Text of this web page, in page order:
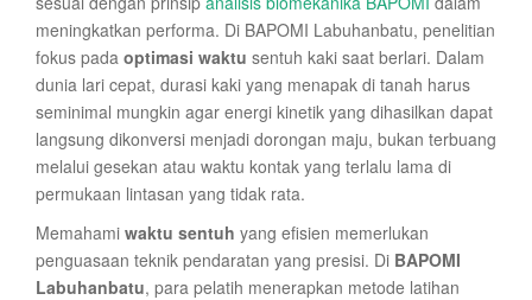
meningkatkan performa. Di BAPOMI Labuhanbatu, penelitian
fokus pada optimasi waktu sentuh kaki saat berlari. Dalam
dunia lari cepat, durasi kaki yang menapak di tanah harus
seminimal mungkin agar energi kinetik yang dihasilkan dapat
langsung dikonversi menjadi dorongan maju, bukan terbuang
melalui gesekan atau waktu kontak yang terlalu lama di
permukaan lintasan yang tidak rata.
Memahami waktu sentuh yang efisien memerlukan
penguasaan teknik pendaratan yang presisi. Di BAPOMI
Labuhanbatu, para pelatih menerapkan metode latihan